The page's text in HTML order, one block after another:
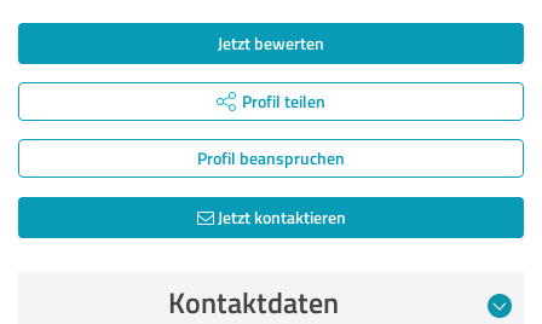
Jetzt bewerten
Profil teilen
Profil beanspruchen
Jetzt kontaktieren
Kontaktdaten